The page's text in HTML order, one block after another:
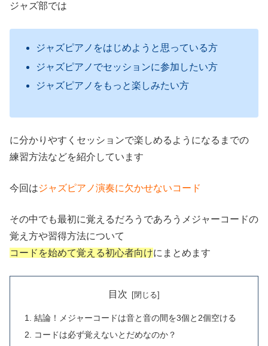
ジャズ部では
ジャズピアノをはじめようと思っている方
ジャズピアノでセッションに参加したい方
ジャズピアノをもっと楽しみたい方
に分かりやすくセッションで楽しめるようになるまでの
練習方法などを紹介しています
今回はジャズピアノ演奏に欠かせないコード
その中でも最初に覚えるだろうであろうメジャーコードの
覚え方や習得方法について
コードを始めて覚える初心者向けにまとめます
目次
結論！メジャーコードは音と音の間を3個と2個空ける
コードは必ず覚えないとだめなのか？